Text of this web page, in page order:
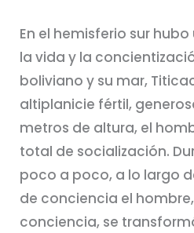
En el hemisferio sur
la vida y la
boliviano y su mar,
altiplanicie fértil,
metros de altura, el
total de socialización.
poco a poco, a lo largo
de conciencia el
conciencia, se